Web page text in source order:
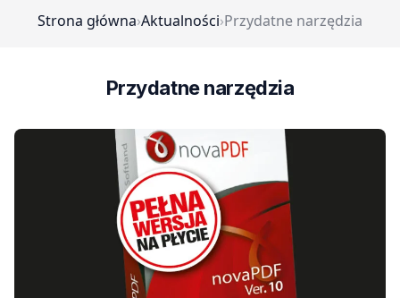
Strona główna›Aktualności›Przydatne narzędzia
Przydatne narzędzia